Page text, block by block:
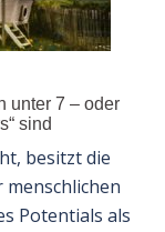
unter 7 – oder
sind
besitzt die
menschlichen
Potentials als